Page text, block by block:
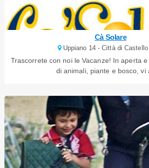
Cà Solare
Uppiano 14 - Città di Castello
Trascorrete con noi le Vacanze! In aperta
di animali, piante e bosco, vi